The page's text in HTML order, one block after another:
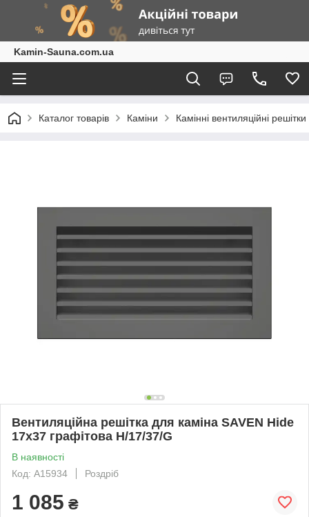
Kamin-Sauna.com.ua
Каталог товарів Каміни Камінні вентиляційні решітки
Вентиляційна решітка для каміна SAVEN Hide
17x37 графітова H/17/37/G
В наявності
Код: А15934
Роздріб
1 085 ₴